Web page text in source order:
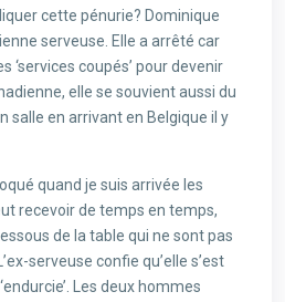
cette pénurie? Dominique
serveuse. Elle a arrêté car
‘services coupés’ pour devenir
elle se souvient aussi du
salle en arrivant en Belgique il y
quand je suis arrivée les
recevoir de temps en temps,
de la table qui ne sont pas
serveuse confie qu’elle s’est
Les deux hommes